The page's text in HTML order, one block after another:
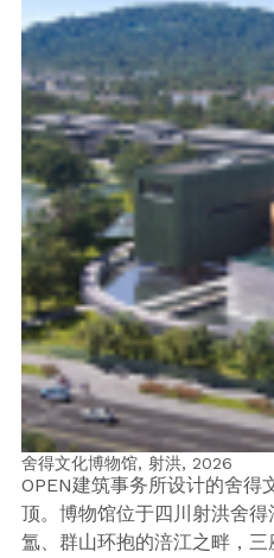
舍得文化博物馆, 射洪, 2026
OPEN建筑事务所设计的舍得
顶。博物馆位于四川射洪舍
氲、群山环抱的涪江之畔，